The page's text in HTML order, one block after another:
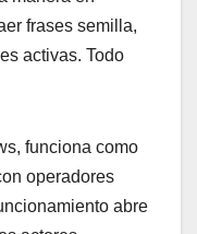
frases semilla,
activas. Todo
funciona como
operadores
abre